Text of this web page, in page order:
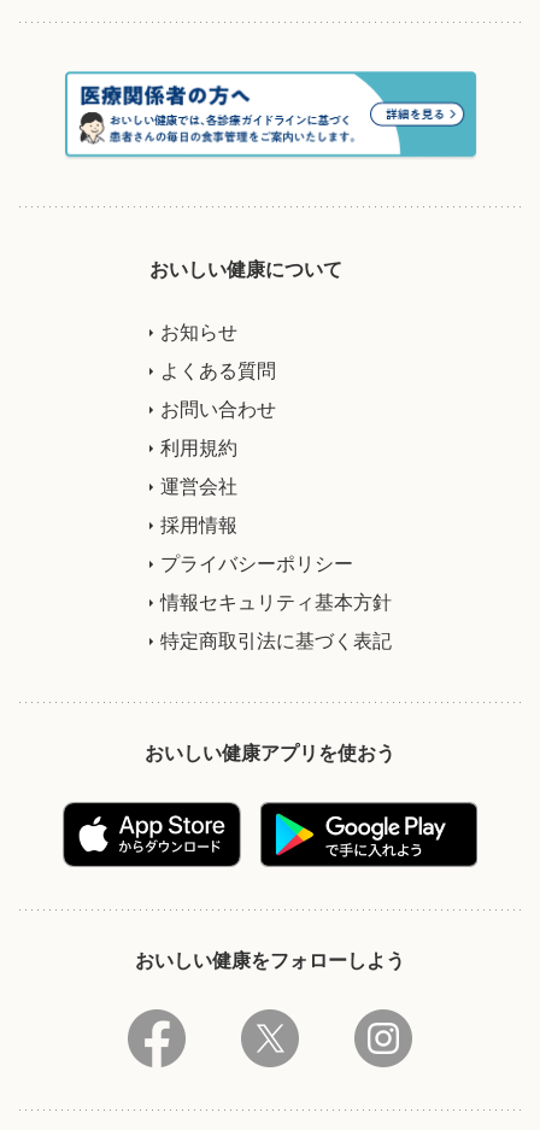
おいしい健康について
お知らせ
よくある質問
お問い合わせ
利用規約
運営会社
採用情報
プライバシーポリシー
情報セキュリティ基本方針
特定商取引法に基づく表記
おいしい健康アプリを使おう
おいしい健康をフォローしよう